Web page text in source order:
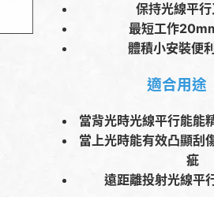
保持光線平
最短工作
體積小安裝便
適合用途
當背光時光線平行能能
當上光時能有效凸顯刮
疵
遠距離投射光線平